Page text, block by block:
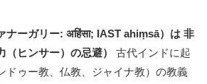
ナーガリー: अहिंसा; IAST ahiṃsā）は 非
（ヒンサー）の忌避） 古代インドに起
ドゥー教、仏教、ジャイナ教）の教義